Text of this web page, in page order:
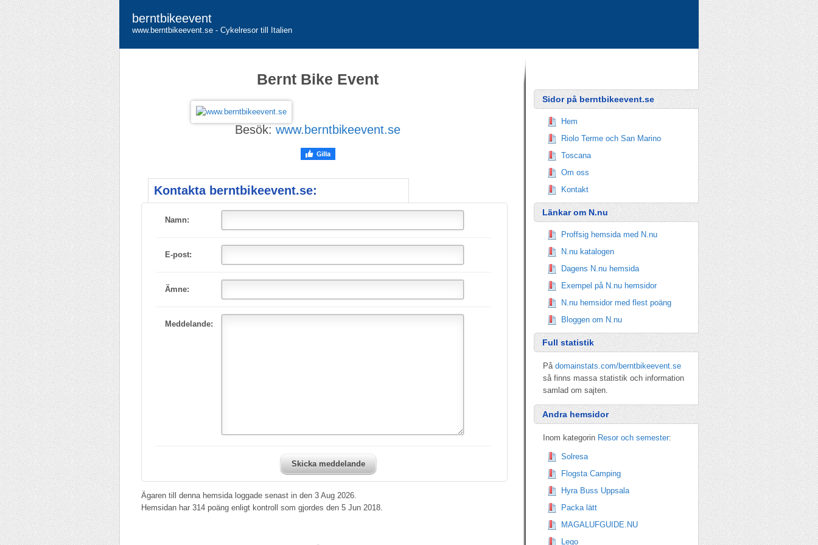
berntbikeevent
www.berntbikeevent.se - Cykelresor till Italien
Bernt Bike Event
Besök: www.berntbikeevent.se
Kontakta berntbikeevent.se:
Namn:
E-post:
Ämne:
Meddelande:
Skicka meddelande
Ägaren till denna hemsida loggade senast in den 3 Aug 2026.
Hemsidan har 314 poäng enligt kontroll som gjordes den 5 Jun 2018.
Sidor på berntbikeevent.se
Hem
Riolo Terme och San Marino
Toscana
Om oss
Kontakt
Länkar om N.nu
Proffsig hemsida med N.nu
N.nu katalogen
Dagens N.nu hemsida
Exempel på N.nu hemsidor
N.nu hemsidor med flest poäng
Bloggen om N.nu
Full statistik
På domainstats.com/berntbikeevent.se
så finns massa statistik och information
samlad om sajten.
Andra hemsidor
Inom kategorin Resor och semester:
Solresa
Flogsta Camping
Hyra Buss Uppsala
Packa lätt
MAGALUFGUIDE.NU
Lego